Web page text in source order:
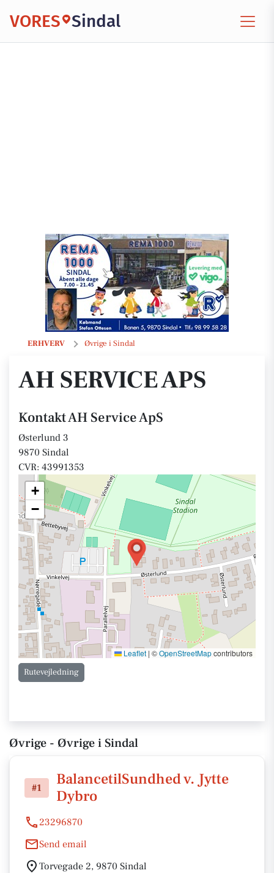
VORES Sindal
ERHVERV Øvrige i Sindal
AH Service ApS
AH SERVICE APS
Kontakt AH Service ApS
Østerlund 3
9870 Sindal
CVR: 43991353
+
−
Leaflet | ©OpenStreetMapcontributors
Rutevejledning
Øvrige - Øvrige i Sindal
#1
BalancetilSundhed v. Jytte
Dybro
23296870
Send email
Torvegade 2, 9870 Sindal